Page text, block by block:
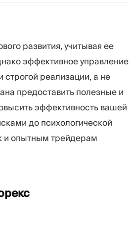
развития, учитывая ее
эффективное управление
реализации, а не
предоставить полезные и
эффективность вашей
до психологической
и опытным трейдерам